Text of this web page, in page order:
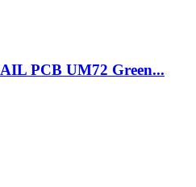
PCB UM72 Green...